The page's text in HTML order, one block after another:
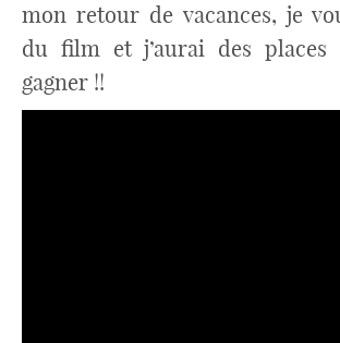
mon retour de vacances, je
du film et j’aurai des places
gagner !!